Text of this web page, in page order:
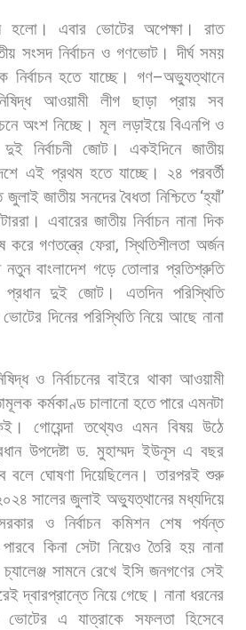
হলো। এবার ভোটের অপেক্ষা।
রাত
সংসদ নির্বাচন ও গণভোট। দীর্ঘ সময়
নির্বাচন হতে যাচ্ছে। গণ–অভ্যুত্থানে
আওয়ামী লীগ ছাড়া প্রায়
সব
অংশ নিচ্ছে। মূল লড়াইয়ে বিএনপি ও
দুই নির্বাচনী জোট। একইদিনে জাতীয়
এই প্রথম হতে যাচ্ছে। ২৪ পরবর্তী
জুলাই জাতীয় সনদের বৈধতা নিশ্চিতে‘হ্যাঁ’
এবারের জাতীয় নির্বাচন নানা দিক
করে গণতন্ত্রে ফেরা,স্থিতিশীলতা অর্জন
নতুন বাংলাদেশ গড়ে তোলার প্রতিশ্রুতি
প্রধান দুই জোট। এতদিন পরিস্থিতি
ভোটের দিনের পরিস্থিতি নিয়ে আছে নানা
ও নির্বাচনের বাইরে থাকা আওয়ামী
কর্মকাণ্ড চালানো হতে পারে এমনটা
গোয়েন্দা তথ্যেও এমন বিষয় উঠে
উপদেষ্টা ড.মুহাম্মদ ইউনূস এ বছর
বলে ঘোষণা দিয়েছিলেন। তারপরই শুরু
সালের জুলাই অভ্যুত্থানের মধ্যদিয়ে
ও নির্বাচন কমিশন শেষ পর্যন্ত
পারবে কিনা সেটা নিয়েও তৈরি হয় নানা
চ্যালেঞ্জ সামনে রেখে ইসি জনগণের সেই
দ্বারপ্রান্তে নিয়ে গেছে। নানা ধরনের
ভোটের এ যাত্রাকে সফলতা হিসেবে